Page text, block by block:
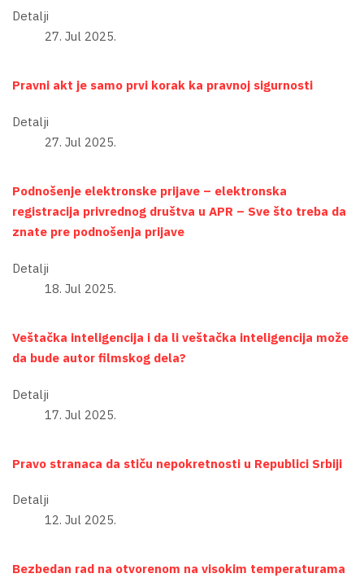
Detalji
27. Jul 2025.
Pravni akt je samo prvi korak ka pravnoj sigurnosti
Detalji
27. Jul 2025.
Podnošenje elektronske prijave – elektronska
registracija privrednog društva u APR – Sve što treba da
znate pre podnošenja prijave
Detalji
18. Jul 2025.
Veštačka inteligencija i da li veštačka inteligencija može
da bude autor filmskog dela?
Detalji
17. Jul 2025.
Pravo stranaca da stiču nepokretnosti u Republici Srbiji
Detalji
12. Jul 2025.
Bezbedan rad na otvorenom na visokim temperaturama